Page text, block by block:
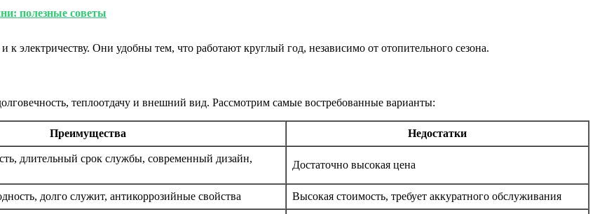
полезные советы
Они удобны тем, что работают круглый год, независимо от отопительного сезона.
теплоотдачу и внешний вид. Рассмотрим самые востребованные варианты:
Преимущества Недостатки
длительный срок службы, современный дизайн,
Достаточно высокая цена
долго служит, антикоррозийные свойства Высокая стоимость, требует аккуратного обслуживания